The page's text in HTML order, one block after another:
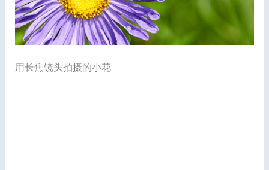
用长焦镜头拍摄的小花